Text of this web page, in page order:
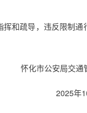
和疏导，违反限制通
怀化市公安局交通
2025年